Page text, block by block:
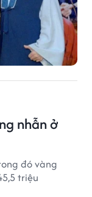
nhẫn ở
đó vàng
triệu